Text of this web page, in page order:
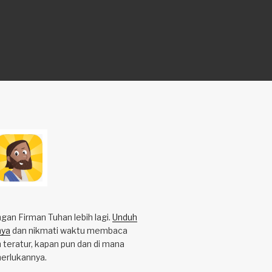
Firman Tuhan lebih lagi. Unduh
dan nikmati waktu membaca
kapan pun dan di mana